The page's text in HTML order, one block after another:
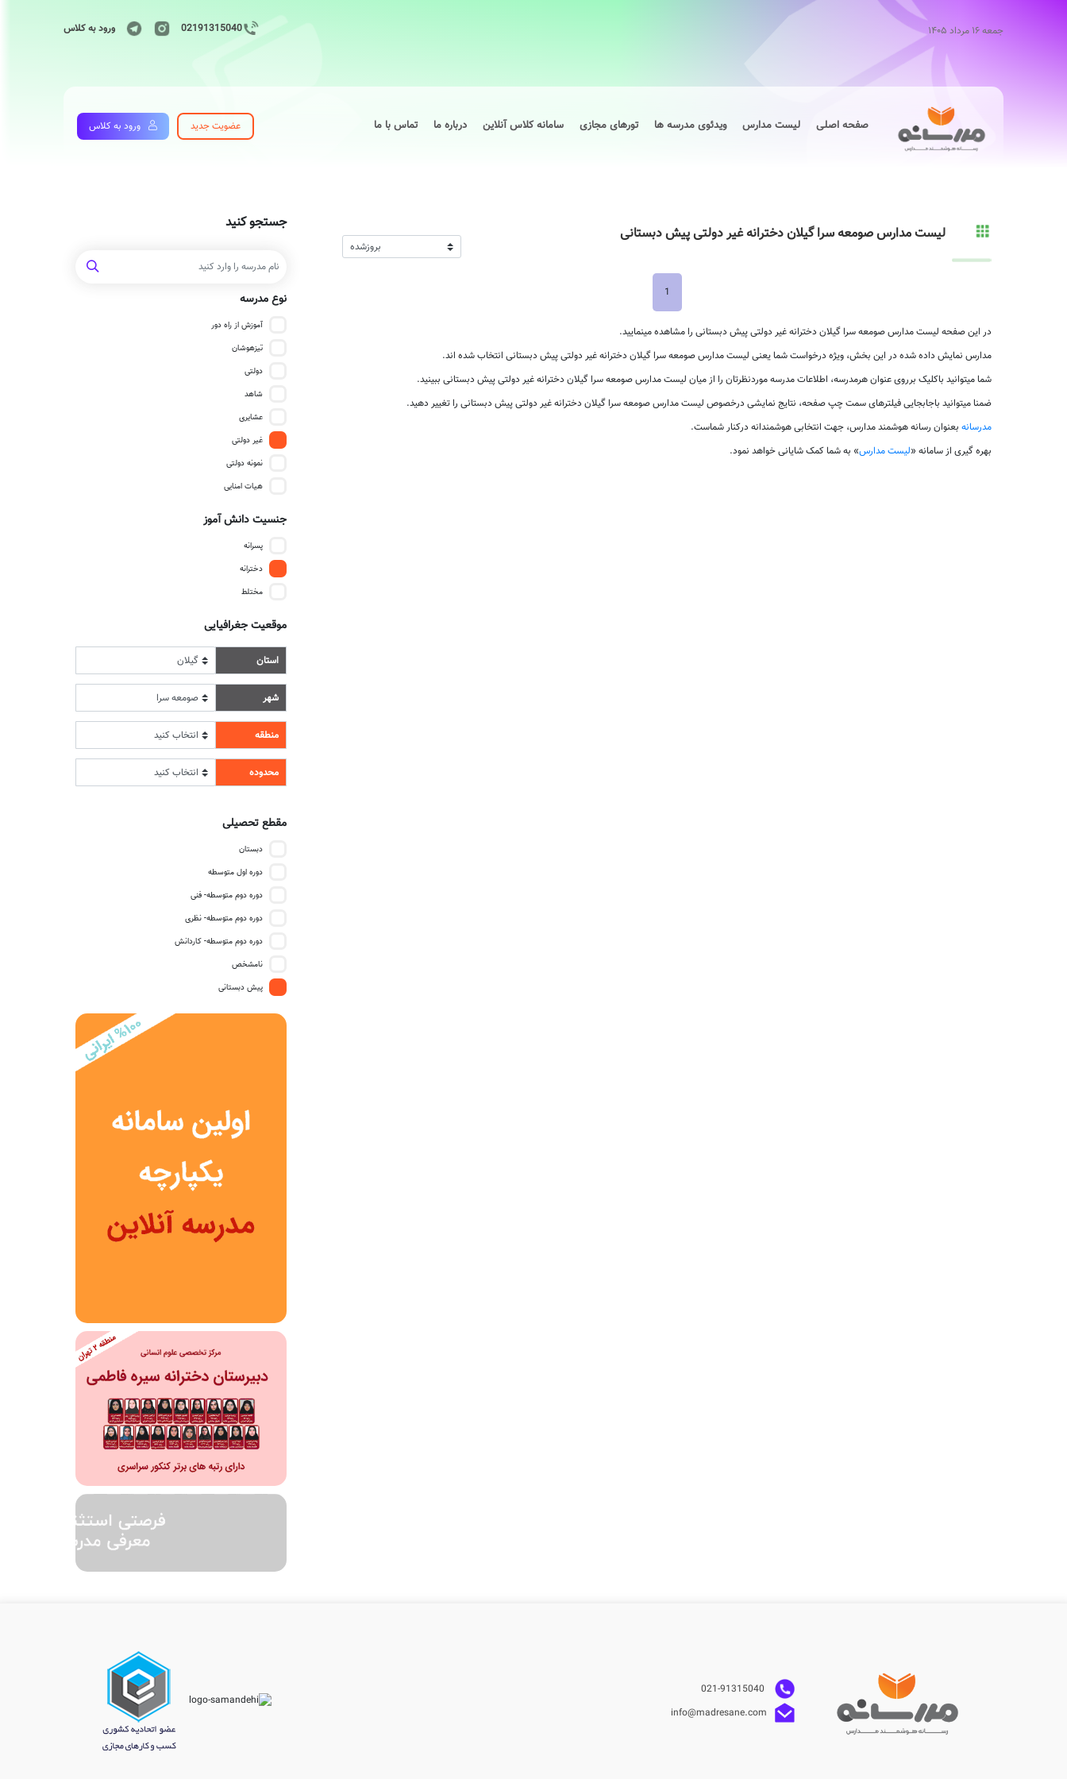
جمعه ۱۶ مرداد ۱۴۰۵ 02191315040 ورود به کلاس
صفحه اصلی لیست مدارس ویدئوی مدرسه ها تورهای مجازی سامانه کلاس آنلاین درباره ما تماس با ما عضویت جدید ورود به کلاس
جستجو کنید
نوع مدرسه
آموزش از راه دور
تیزهوشان
دولتی
شاهد
عشایری
غیر دولتی
نمونه دولتی
هیات امنایی
جنسیت دانش آموز
پسرانه
دخترانه
مختلط
موقعیت جغرافیایی
استان
شهر
منطقه
محدوده
مقطع تحصیلی
دبستان
دوره اول متوسطه
دوره دوم متوسطه- فنی
دوره دوم متوسطه- نظری
دوره دوم متوسطه- کاردانش
نامشخص
پیش دبستانی
لیست مدارس صومعه سرا گیلان دخترانه غیر دولتی پیش دبستانی
1
در این صفحه لیست مدارس صومعه سرا گیلان دخترانه غیر دولتی پیش دبستانی را مشاهده مینمایید.
مدارس نمایش داده شده در این بخش، ویژه درخواست شما یعنی لیست مدارس صومعه سرا گیلان دخترانه غیر دولتی پیش دبستانی انتخاب شده اند.
شما میتوانید باکلیک برروی عنوان هرمدرسه، اطلاعات مدرسه موردنظرتان را از میان لیست مدارس صومعه سرا گیلان دخترانه غیر دولتی پیش دبستانی ببینید.
ضمنا میتوانید باجابجایی فیلترهای سمت چپ صفحه، نتایج نمایشی درخصوص لیست مدارس صومعه سرا گیلان دخترانه غیر دولتی پیش دبستانی را تغییر دهید.
مدرسانه بعنوان رسانه هوشمند مدارس، جهت انتخابی هوشمندانه درکنار شماست.
بهره گیری از سامانه «لیست مدارس» به شما کمک شایانی خواهد نمود.
info@madresane.com